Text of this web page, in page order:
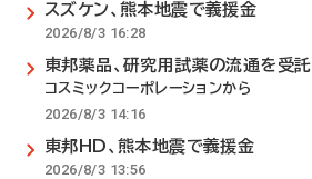
スズケン、熊本地震で義援金
2026/8/3 16:28
東邦薬品、研究用試薬の流通を受託
コスミックコーポレーションから
2026/8/3 14:16
東邦HD、熊本地震で義援金
2026/8/3 13:56